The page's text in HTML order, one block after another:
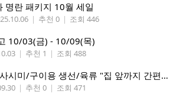
명란 패키지 10월 세일
| 추천 0 | 조회 446
10/03(금) - 10/09(목)
| 추천 1 | 조회 488
시애틀 프리미엄 사시미/구이용 생선/육류 "집 앞까지 간편하게" – 영오션샵닷컴
| 추천 0 | 조회 471